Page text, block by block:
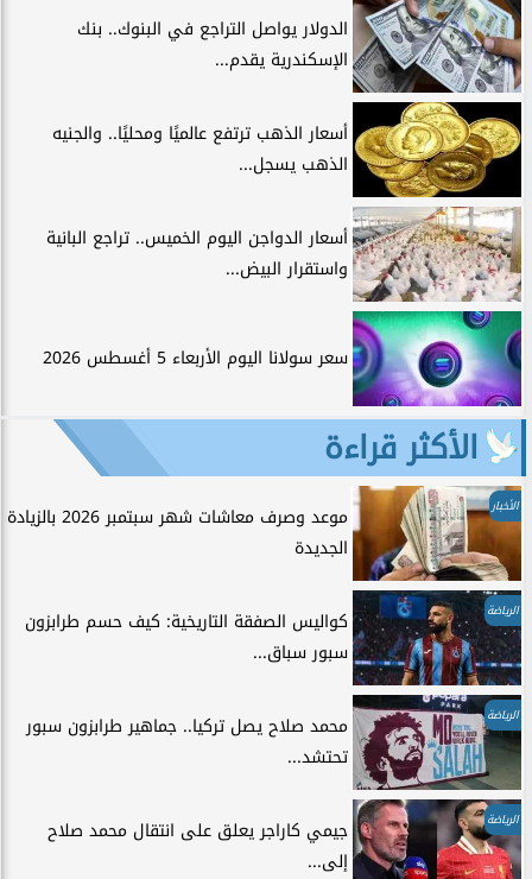
الدولار يواصل التراجع في البنوك.. بنك
الإسكندرية يقدم...
أسعار الذهب ترتفع عالميًا ومحليًا.. والجنيه
الذهب يسجل...
أسعار الدواجن اليوم الخميس.. تراجع البانية
واستقرار البيض...
سعر سولانا اليوم الأربعاء 5 أغسطس 2026
الأكثر قراءة
الأخبار
موعد وصرف معاشات شهر سبتمبر 2026 بالزيادة
الجديدة
الرياضة
كواليس الصفقة التاريخية: كيف حسم طرابزون
سبور سباق...
الرياضة
محمد صلاح يصل تركيا.. جماهير طرابزون سبور
تحتشد...
الرياضة
جيمي كاراجر يعلق على انتقال محمد صلاح
إلى...